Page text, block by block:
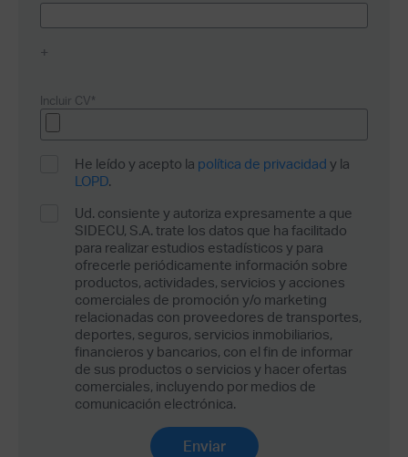
+
Incluir CV*
He leído y acepto la política de privacidad y la
LOPD.
Ud. consiente y autoriza expresamente a que
SIDECU, S.A. trate los datos que ha facilitado
para realizar estudios estadísticos y para
ofrecerle periódicamente información sobre
productos, actividades, servicios y acciones
comerciales de promoción y/o marketing
relacionadas con proveedores de transportes,
deportes, seguros, servicios inmobiliarios,
financieros y bancarios, con el fin de informar
de sus productos o servicios y hacer ofertas
comerciales, incluyendo por medios de
comunicación electrónica.
Enviar